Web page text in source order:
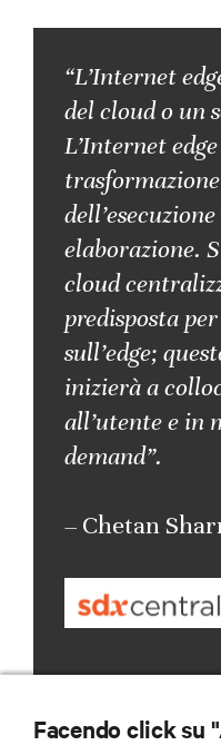
“L’Internet
del cloud o un
L’Internet
elaborazione.
cloud
predisposta
sull’edge;
inizierà a
all’utente e in
demand”.
– Chetan
Al tempo stesso i
Facendo click su